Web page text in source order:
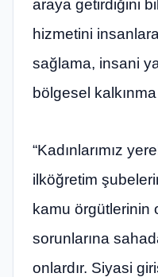
araya getirdiğini
hizmetini
sağlama, insani
bölgesel
“Kadınlarımız
ilköğretim
kamu örgütlerinin
sorunlarına
onlardır. Siyasi